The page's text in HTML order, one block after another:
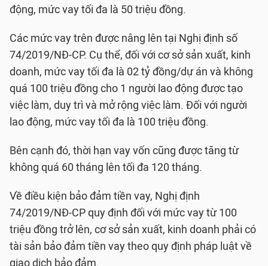
động, mức vay tối đa là 50 triệu đồng.
Các mức vay trên được nâng lên tại Nghị định số
74/2019/NĐ-CP. Cụ thể, đối với cơ sở sản xuất, kinh
doanh, mức vay tối đa là 02 tỷ đồng/dự án và không
quá 100 triệu đồng cho 1 người lao động được tạo
việc làm, duy trì và mở rộng việc làm. Đối với người
lao động, mức vay tối đa là 100 triệu đồng.
Bên cạnh đó, thời hạn vay vốn cũng được tăng từ
không quá 60 tháng lên tối đa 120 tháng.
Về điều kiện bảo đảm tiền vay, Nghị định
74/2019/NĐ-CP quy định đối với mức vay từ 100
triệu đồng trở lên, cơ sở sản xuất, kinh doanh phải có
tài sản bảo đảm tiền vay theo quy định pháp luật về
giao dịch bảo đảm.